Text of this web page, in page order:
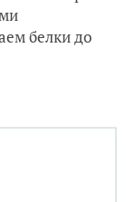
белки до